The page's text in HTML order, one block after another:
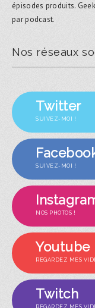
épisodes produits.
par podcast.
Nos réseaux
Twitter
SUIVEZ-MOI !
SUIVEZ-MOI !
NOS PHOTOS !
Youtube
REGARDEZ MES
Twitch